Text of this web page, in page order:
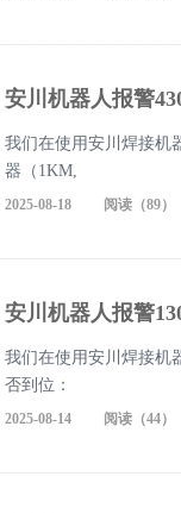
安川机器人报警
我们在使用安川焊接机
器（1KM,
2025-08-18 阅读（89）
安川机器人报警
我们在使用安川焊接机
否到位：
2025-08-14 阅读（44）